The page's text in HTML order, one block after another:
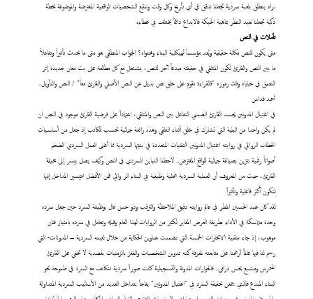
نراه ينطلق بلعبة سردية تجعلنا ندقق في أي تأريخ وكل وقت ونتتبع الشخصيات الواقعية المفترضة والموضوعة بخطة
ذكية تجعلنا نعيد النظر بماهية الحبكة فالابداع دائماً يختلف في عطاءه
تأملاتفي النص
متىيكون للنص مكانة حقيقية ويُعد مؤسساً لهيكلية البناء ومحتواه؟ الجواب المنطقي هو متى ما يحدث تأثيراً وتفاعلاً
ما بين النص والقارئ لكون المتلقي في حقيقته مبدعاً آخر للنص، يشتغل مع كل مطالعة على بث معان جديدة إثر
التعمق في خباياه وفك رموزه "فالقراءة تقوم على خلق نص بديل عن النص الأصلي والقارئ معاً" / النص والتأويل..
أحمد قداس
في اغتيال المدونين يجسد القارئ الضمني التفاعل بين النص والمتلقي، اعتماداً على فرضية القارئ موجود في النص ان
لم يكن واحدا من البنية التي تشارك في خلق أثناء التلقي وهذه رائعة جمالية تحسب للكاتب إذ جعل من أساسيات
الخطاب الروائي في روايته اغتيال المدونين التقنيات المتعددة في بنيتها السردية مما أغنى العمل السردي الضخم
أصواتاً رقمية تتزين بصياغة جمالية للواقع المفترض.. لاحظنا التباين السردي في النص وكيف يصل بيسر إلى مخيلة
القارئ، حيث من المعروف أن العملية السردية عملية وظيفية في البناء الر وائي فمن الأفضل تتيسير المداخل إليها
لتكون أكثر فاعلية وتأثيراً
لقد كان عبد الحسين المطر في عالم روايته دقيق الملاحظة والترقب وذو حس عال بوظيفة السرد حين جعل سرده
وحدة متماسكة في الأداء بطريقة العرض المغاير لكثير من الروايات لهذا العام وقبله وتعامل في سرده بامتياز فنان
موهوب، إذ جاء بتقنية الابحارات الخمسة التي تضمنت عناوين الحكاية من خلال لعبته السردية – المدونات- التي
رسم لنا فيها عالماً أرغمنا على متابعته لمعرفة كنه تدوين الشخصيات والقفز بالزمنيات بقصدية لا تخفى على القارئ
المتمرس ومشبع بحس درامي.. فالحوارات المدونة والتسجيلية كانت صوراً سردية تتكاتف مع السرد في طموحه نحو
البناء المبدع فالذي يتمعن بحقيقة السرد في "اغتيال المدونين" يفاجأ بتداخل العديد من الأساليب السردية المتداولة